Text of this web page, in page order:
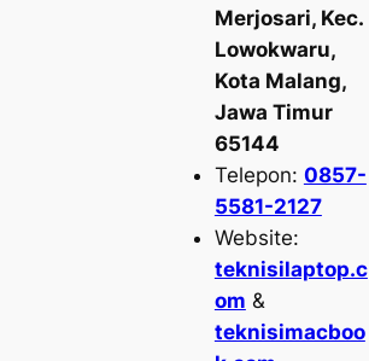
Merjosari, Kec.
Lowokwaru,
Kota Malang,
Jawa Timur
65144
Telepon: 0857-
5581-2127
Website:
teknisilaptop.c
om &
teknisimacboo